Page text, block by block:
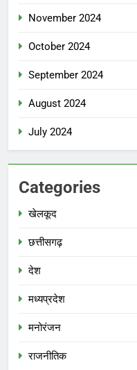
November 2024
October 2024
September 2024
August 2024
July 2024
Categories
खेलकूद
छत्तीसगढ़
देश
मध्‍यप्रदेश
मनोरंजन
राजनीतिक